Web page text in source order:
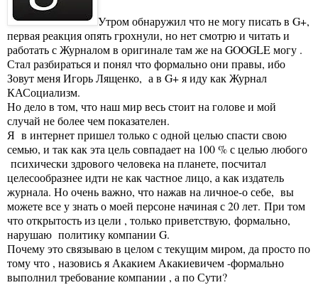
Утром обнаружил что не могу писать в G+,
первая реакция опять грохнули, но нет смотрю и читать и
работать с Журналом в оригинале там же на GOOGLE могу .
Стал разбираться и понял что формально они правы, ибо
Зовут меня Игорь Лященко, а в G+ я иду как Журнал
КАСоциализм.
Но дело в том, что наш мир весь стоит на голове и мой
случай не более чем показателен.
Я в интернет пришел только с одной целью спасти свою
семью, и так как эта цель совпадает на 100 % с целью любого
психически здрового человека на планете, посчитал
целесообразнее идти не как частное лицо, а как издатель
журнала. Но очень важно, что нажав на личное-о себе, вы
можете все у знать о моей персоне начиная с 20 лет. При том
что открытость из цели , только приветствую, формально,
нарушаю политику компании G.
Почему это связываю в целом с текущим миром, да просто по
тому что , назовись я Акакием Акакиевичем -формально
выполнил требование компании , а по Сути?